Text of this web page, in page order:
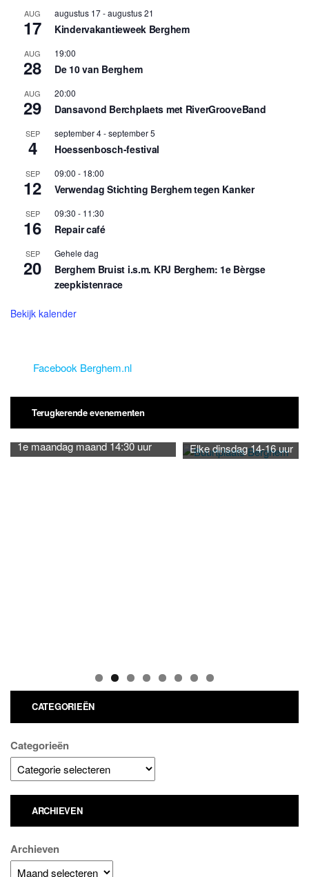
AUG
17
augustus 17-augustus 21
Kindervakantieweek Berghem
AUG
28
19:00
De 10 van Berghem
AUG
29
20:00
Dansavond Berchplaets met RiverGrooveBand
SEP
4
september 4-september 5
Hoessenbosch-festival
SEP
12
09:00 - 18:00
Verwendag Stichting Berghem tegen Kanker
SEP
16
09:30 - 11:30
Repair café
SEP
20
Gehele dag
Berghem Bruist i.s.m. KPJ Berghem: 1e Bèrgse
zeepkistenrace
Bekijk kalender
Facebook Berghem.nl
Terugkerende evenementen
1e maandag maand 14:30 uur Elke dinsdag 14-16 uur
CATEGORIEËN
Categorieën
ARCHIEVEN
Archieven